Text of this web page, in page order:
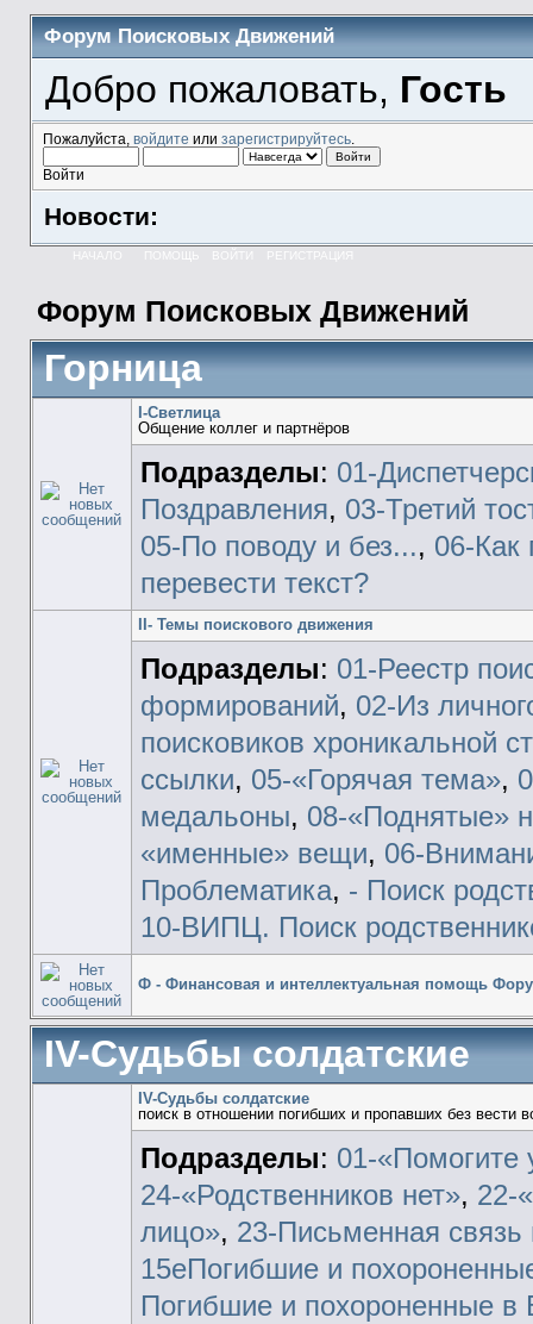
Форум Поисковых Движений
Добро пожаловать, Гость
Пожалуйста, войдите или зарегистрируйтесь.
Войти
Новости:
НАЧАЛО ПОМОЩЬ ВОЙТИ РЕГИСТРАЦИЯ
Форум Поисковых Движений
Горница
I-Светлица
Общение коллег и партнёров
Подразделы: 01-
Поздравления, 03-Третий
05-По поводу и без..., 06-Как
перевести текст?
II- Темы поискового движения
Подразделы: 01-Реестр
формирований, 02-Из
поисковиков хроникальной
ссылки, 05-«Горячая тема»,
медальоны, 08-«Поднятые»
«именные» вещи, 06-
Проблематика, - Поиск
10-ВИПЦ. Поиск
Ф - Финансовая и интеллектуальная помощь
IV-Судьбы солдатские
IV-Судьбы солдатские
поиск в отношении погибших и пропавших без вести
Подразделы: 01-«Помогите
24-«Родственников нет», 22-
лицо», 23-Письменная связь
15еПогибшие и
Погибшие и похороненные в